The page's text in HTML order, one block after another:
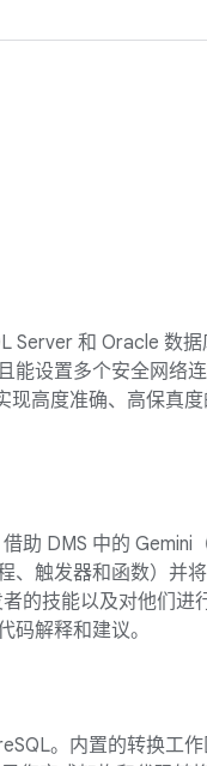
Server 和 Oracle 数据
能设置多个安全网络
现高度准确、高保真
助 DMS 中的 Gemini
、触发器和函数）并
的技能以及对他们进
解释和建议。
。内置的转换工